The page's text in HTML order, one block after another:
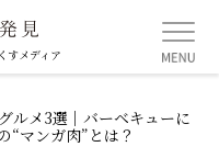
すメディア
ルメ3選｜バーベキューに
“マンガ肉”とは？